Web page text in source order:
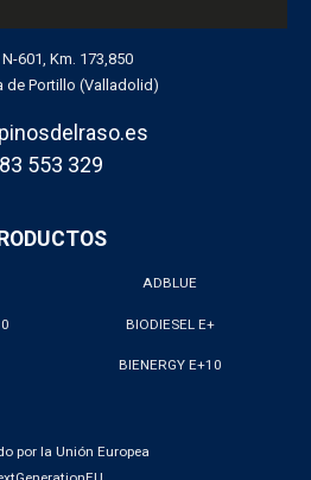
N-601, Km. 173,850
de Portillo (Valladolid)
553 329
ADBLUE
BIODIESEL E+
BIENERGY E+10
por la Unión Europea